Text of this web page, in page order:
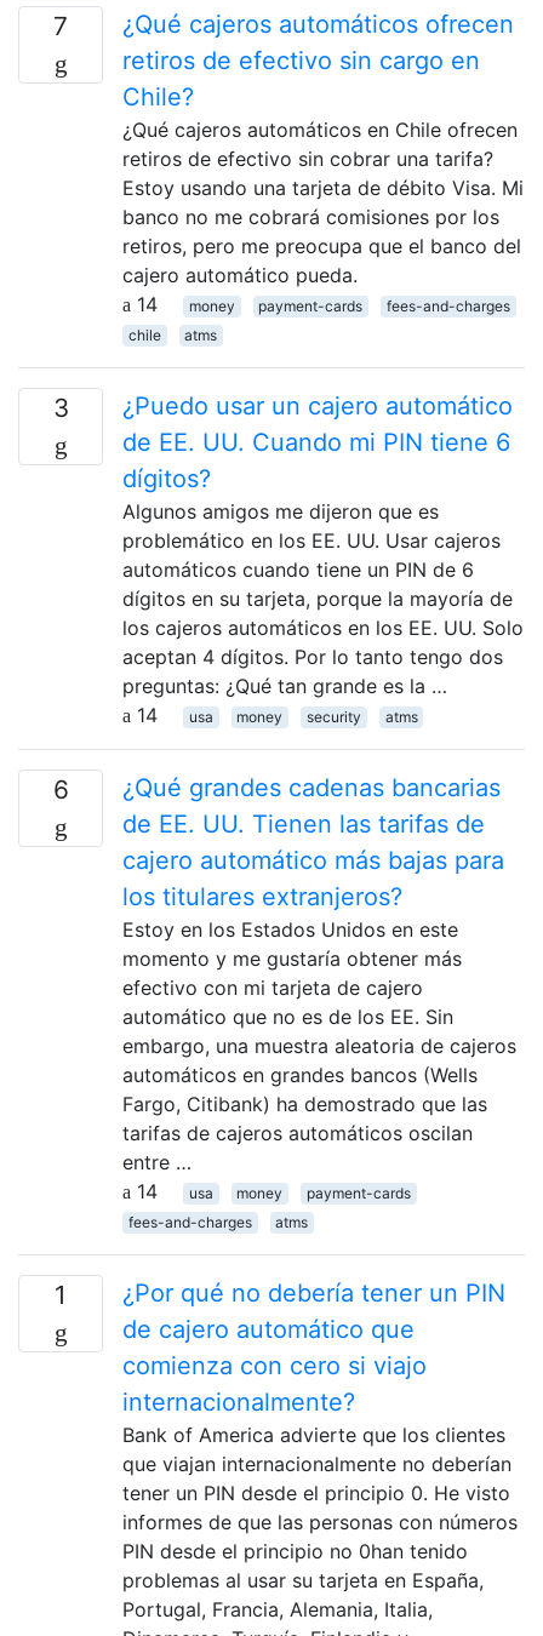
7
¿Qué cajeros automáticos ofrecen
retiros de efectivo sin cargo en
Chile?
¿Qué cajeros automáticos en Chile ofrecen
retiros de efectivo sin cobrar una tarifa?
Estoy usando una tarjeta de débito Visa. Mi
banco no me cobrará comisiones por los
retiros, pero me preocupa que el banco del
cajero automático pueda.
14
money payment-cards
fees-and-charges
chile
atms
3
¿Puedo usar un cajero automático
de EE. UU. Cuando mi PIN tiene 6
dígitos?
Algunos amigos me dijeron que es
problemático en los EE. UU. Usar cajeros
automáticos cuando tiene un PIN de 6
dígitos en su tarjeta, porque la mayoría de
los cajeros automáticos en los EE. UU. Solo
aceptan 4 dígitos. Por lo tanto tengo dos
preguntas: ¿Qué tan grande es la …
14
usa money security atms
6
¿Qué grandes cadenas bancarias
de EE. UU. Tienen las tarifas de
cajero automático más bajas para
los titulares extranjeros?
Estoy en los Estados Unidos en este
momento y me gustaría obtener más
efectivo con mi tarjeta de cajero
automático que no es de los EE. Sin
embargo, una muestra aleatoria de cajeros
automáticos en grandes bancos (Wells
Fargo, Citibank) ha demostrado que las
tarifas de cajeros automáticos oscilan
entre …
14
usa money
payment-cards
fees-and-charges
atms
1
¿Por qué no debería tener un PIN
de cajero automático que
comienza con cero si viajo
internacionalmente?
Bank of America advierte que los clientes
que viajan internacionalmente no deberían
tener un PIN desde el principio 0. He visto
informes de que las personas con números
PIN desde el principio no 0han tenido
problemas al usar su tarjeta en España,
Portugal, Francia, Alemania, Italia,